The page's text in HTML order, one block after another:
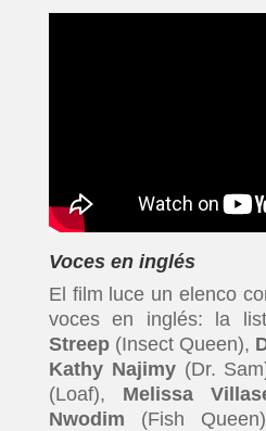
Voces en inglés
El film luce un elenco
voces en inglés: la
Streep(Insect Queen),
Kathy Najimy(Dr.
(Loaf), Melissa
Nwodim (Fish